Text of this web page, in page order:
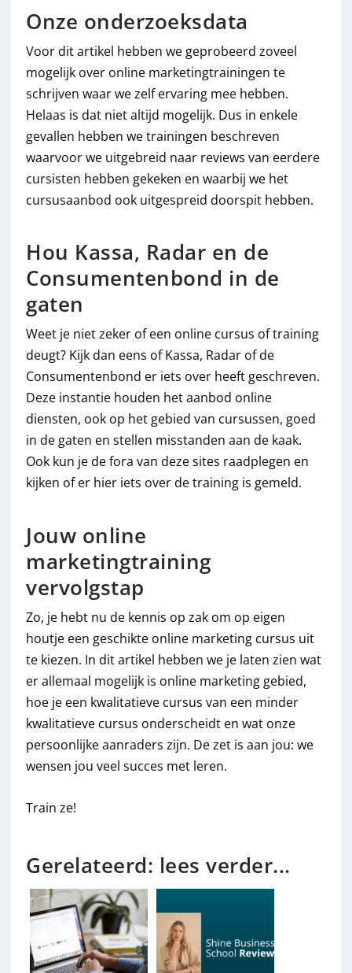
Onze onderzoeksdata
Voor dit artikel hebben we geprobeerd zoveel
mogelijk over online marketingtrainingen te
schrijven waar we zelf ervaring mee hebben.
Helaas is dat niet altijd mogelijk. Dus in enkele
gevallen hebben we trainingen beschreven
waarvoor we uitgebreid naar reviews van eerdere
cursisten hebben gekeken en waarbij we het
cursusaanbod ook uitgespreid doorspit hebben.
Hou Kassa, Radar en de
Consumentenbond in de
gaten
Weet je niet zeker of een online cursus of training
deugt? Kijk dan eens of Kassa, Radar of de
Consumentenbond er iets over heeft geschreven.
Deze instantie houden het aanbod online
diensten, ook op het gebied van cursussen, goed
in de gaten en stellen misstanden aan de kaak.
Ook kun je de fora van deze sites raadplegen en
kijken of er hier iets over de training is gemeld.
Jouw online
marketingtraining
vervolgstap
Zo, je hebt nu de kennis op zak om op eigen
houtje een geschikte online marketing cursus uit
te kiezen. In dit artikel hebben we je laten zien wat
er allemaal mogelijk is online marketing gebied,
hoe je een kwalitatieve cursus van een minder
kwalitatieve cursus onderscheidt en wat onze
persoonlijke aanraders zijn. De zet is aan jou: we
wensen jou veel succes met leren.
Train ze!
Gerelateerd: lees verder...